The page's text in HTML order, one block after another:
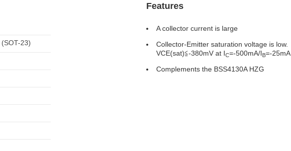
23)
Features
A collector current is large
Collector-Emitter saturation voltage is low.
VCE(sat)≦-380mV at IC=-500mA/IB=-25mA
Complements the BSS4130A HZG